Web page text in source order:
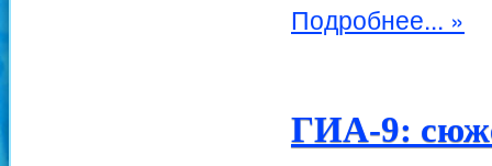
Подробнее... »
ГИА-9: